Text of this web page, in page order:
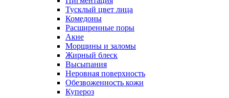
Тусклый цвет лица
Комедоны
Расширенные поры
Акне
Морщины и заломы
Жирный блеск
Высыпания
Неровная поверхность
Обезвоженность кожи
Купероз